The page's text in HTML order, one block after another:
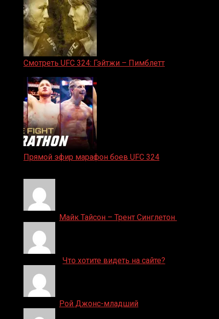
Смотреть UFC 324: Гэйтжи – Пимблетт
Прямой эфир марафон боев UFC 324
Майк Тайсон – Трент Синглетон
Что хотите видеть на сайте?
Рой Джонс-младший